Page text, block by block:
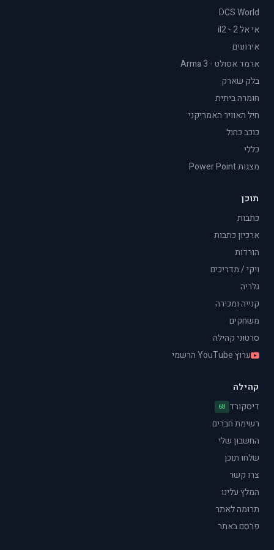
DCS World
אי אל 2 - il2
אירועים
ארמד אסולט - Arma 3
בלק שארק
חומרה ביתית
חיל האוויר האמריקני
כוכב כחול
כללי
מצגות Power Point
תוכן
כתבות
ארכיון כתבות
הורדות
ויקי / מדריכים
גלריה
קנייה ומכירה
משחקים
סרטוני קהילה
ערוץ YouTube הרשמי
קהילה
דיסקורד 68
רשימת חברים
החשבון שלי
שלחו תוכן
צרו קשר
המלץ עלינו
תרומה לאתר
פרסם באתר